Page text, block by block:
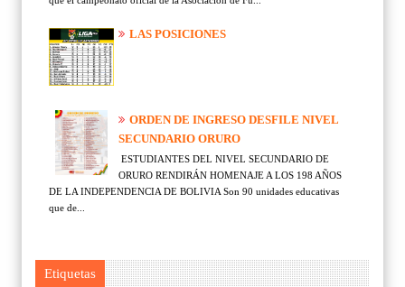
LAS POSICIONES
ORDEN DE INGRESO DESFILE NIVEL
SECUNDARIO ORURO
ESTUDIANTES DEL NIVEL SECUNDARIO DE
ORURO RENDIRÁN HOMENAJE A LOS 198 AÑOS
DE LA INDEPENDENCIA DE BOLIVIA Son 90 unidades educativas
que de...
Etiquetas